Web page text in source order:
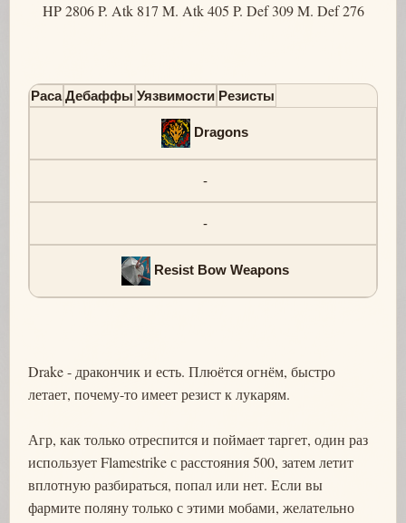
HP 2806 P. Atk 817 M. Atk 405 P. Def 309 M. Def 276
Раса Дебаффы Уязвимости Резисты
Dragons
-
-
Resist Bow Weapons
Drake - дракончик и есть. Плюётся огнём, быстро
летает, почему-то имеет резист к лукарям.
Агр, как только отреспится и поймает таргет, один раз
использует Flamestrike с расстояния 500, затем летит
вплотную разбираться, попал или нет. Если вы
фармите поляну только с этими мобами, желательно